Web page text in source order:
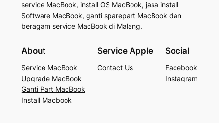
service MacBook, install OS MacBook, jasa install
Software MacBook, ganti sparepart MacBook dan
beragam service MacBook di Malang.
About
Service MacBook
Upgrade MacBook
Ganti Part MacBook
Install Macbook
Service Apple
Contact Us
Social
Facebook
Instagram